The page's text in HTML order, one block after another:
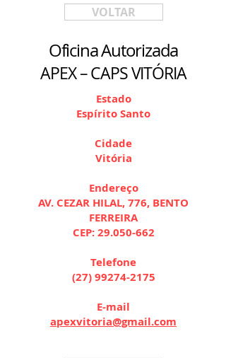
VOLTAR
Oficina Autorizada
APEX – CAPS VITÓRIA
Estado
Espírito Santo
Cidade
Vitória
Endereço
AV. CEZAR HILAL, 776, BENTO
FERREIRA
CEP:29.050-662
Telefone
(27) 99274-2175
E-mail
apexvitoria@gmail.com